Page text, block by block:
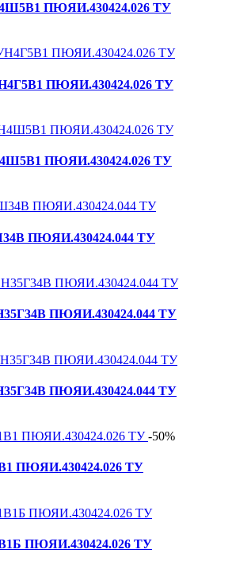
ПЮЯИ.430424.026 ТУ
ПЮЯИ.430424.026 ТУ
ПЮЯИ.430424.026 ТУ
ПЮЯИ.430424.044 ТУ
ПЮЯИ.430424.044 ТУ
ПЮЯИ.430424.044 ТУ
-50%
ПЮЯИ.430424.026 ТУ
ПЮЯИ.430424.026 ТУ